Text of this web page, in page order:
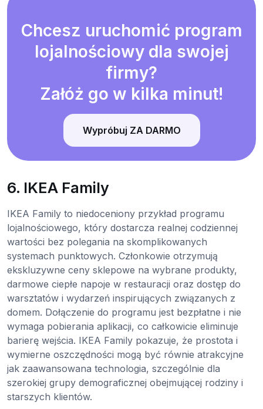
Chcesz uruchomić program
lojalnościowy dla swojej
firmy?
Załóż go w kilka minut!
Wypróbuj ZA DARMO
6. IKEA Family
IKEA Family to niedoceniony przykład programu
lojalnościowego, który dostarcza realnej codziennej
wartości bez polegania na skomplikowanych
systemach punktowych. Członkowie otrzymują
ekskluzywne ceny sklepowe na wybrane produkty,
darmowe ciepłe napoje w restauracji oraz dostęp do
warsztatów i wydarzeń inspirujących związanych z
domem. Dołączenie do programu jest bezpłatne i nie
wymaga pobierania aplikacji, co całkowicie eliminuje
barierę wejścia. IKEA Family pokazuje, że prostota i
wymierne oszczędności mogą być równie atrakcyjne
jak zaawansowana technologia, szczególnie dla
szerokiej grupy demograficznej obejmującej rodziny i
starszych klientów.